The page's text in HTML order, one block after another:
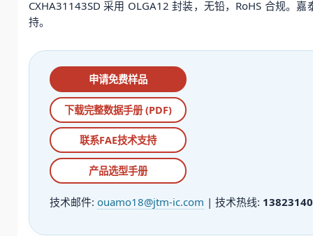
CXHA31143SD 采用 OLGA12 封装，无铅，RoHS 合规。
持。
申请免费样品
下载完整数据手册 (PDF)
联系FAE技术支持
产品选型手册
技术邮件: ouamo18@jtm-ic.com | 技术热线: